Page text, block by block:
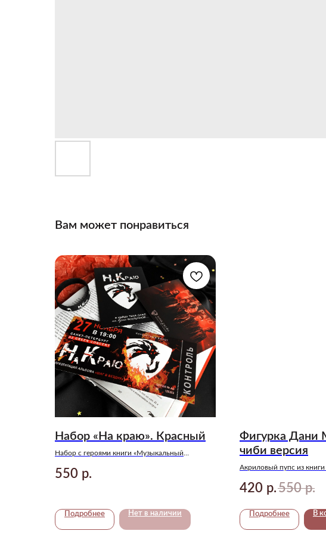
Вам может понравиться
Набор «На краю». Красный
Набор с героями книги «Музыкальный
550 р.
Подробнее Нет в наличии
Фигурка Дани
чиби версия
Акриловый пупс из книги
420 р.550 р.
Подробнее В